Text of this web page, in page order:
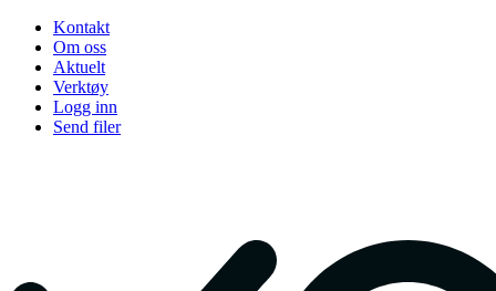
Kontakt
Om oss
Aktuelt
Verktøy
Logg inn
Send filer